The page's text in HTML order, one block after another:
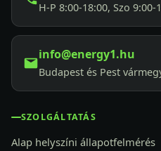
H-P 8:00-18:00, Szo 9:00-
info@energy1.hu
Budapest és Pest
SZOLGÁLTATÁS
Alap helyszíni állapotfelmérés